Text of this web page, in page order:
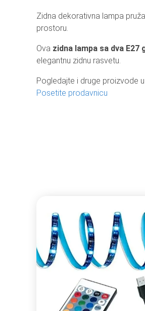
Zidna dekorativna lampa
prostoru.
Ova zidna lampa sa dva E27
elegantnu zidnu rasvetu.
Pogledajte i druge proizvode
Posetite prodavnicu